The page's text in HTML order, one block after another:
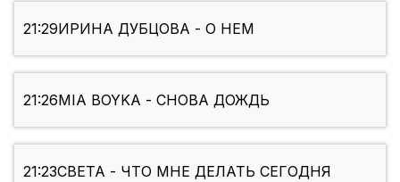
21:29ИРИНА ДУБЦОВА - О НЕМ
21:26MIA BOYKA - СНОВА ДОЖДЬ
21:23СВЕТА - ЧТО МНЕ ДЕЛАТЬ СЕГОДНЯ